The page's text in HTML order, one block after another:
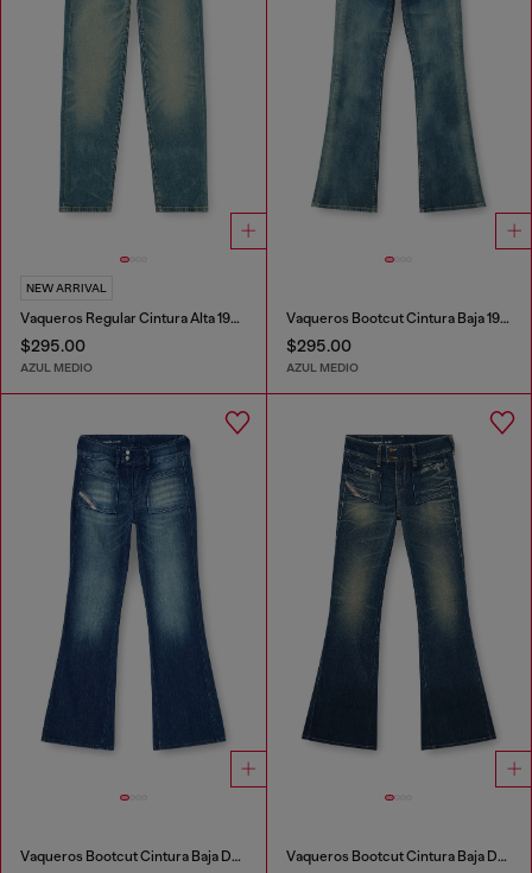
NEW ARRIVAL
Vaqueros Regular Cintura Alta 1981 D-Went
$295.00
AZUL MEDIO
Vaqueros Bootcut Cintura Baja 1969 D-Ebbey
$295.00
AZUL MEDIO
Vaqueros Bootcut Cintura Baja D-Hush Vaqueros Bootcut Cintura Baja D-Hush